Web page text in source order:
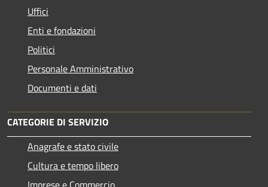
Uffici
Enti e fondazioni
Politici
Personale Amministrativo
Documenti e dati
CATEGORIE DI SERVIZIO
Anagrafe e stato civile
Cultura e tempo libero